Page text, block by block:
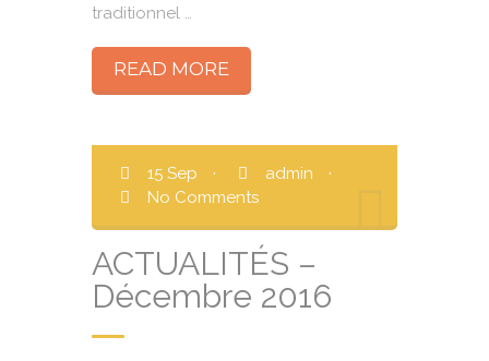
traditionnel …
READ MORE
15 Sep · admin
·
No Comments
ACTUALITÉS –
Décembre 2016